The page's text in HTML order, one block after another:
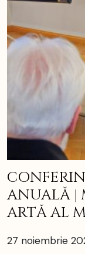
ANUALĂ |
ARTĂ AL
27 noiembrie